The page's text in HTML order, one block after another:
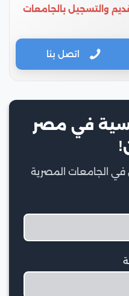
والتسجيل بالجامعات
اتصل بنا
في مصر
الجامعات المصرية